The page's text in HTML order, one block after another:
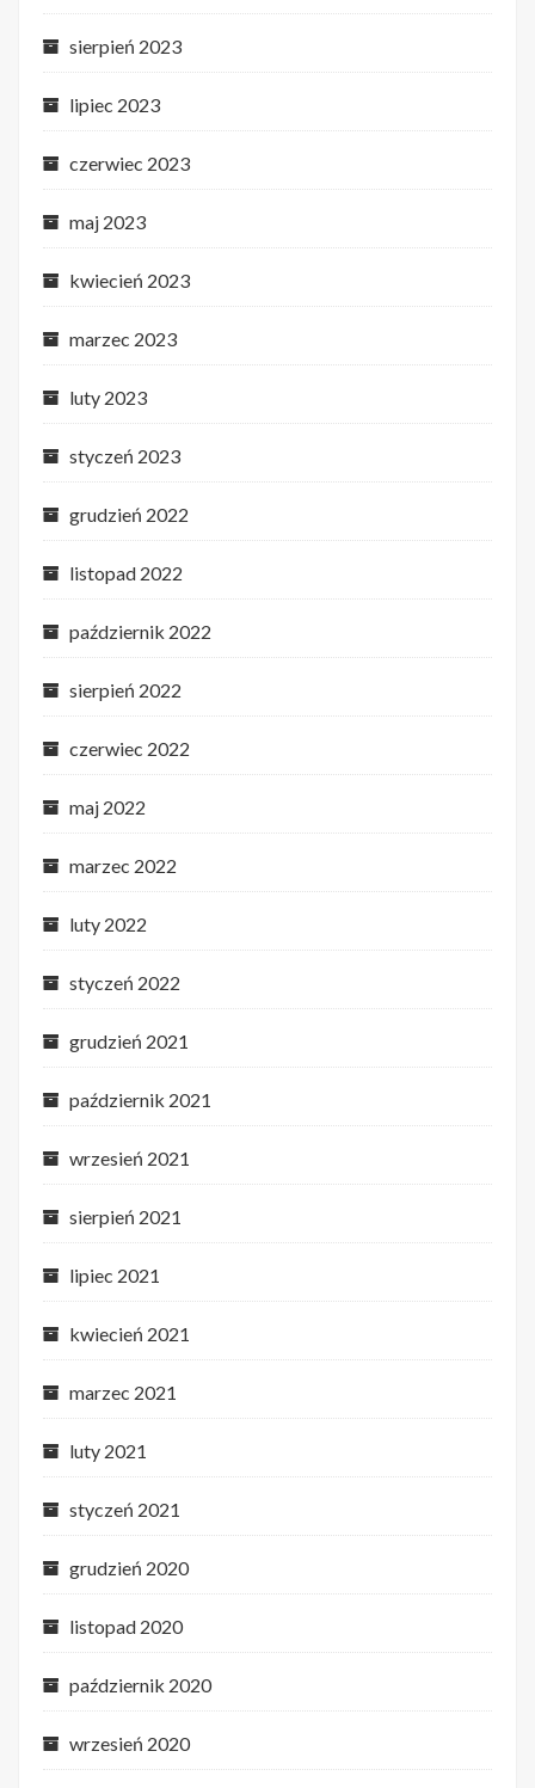
sierpień 2023
lipiec 2023
czerwiec 2023
maj 2023
kwiecień 2023
marzec 2023
luty 2023
styczeń 2023
grudzień 2022
listopad 2022
październik 2022
sierpień 2022
czerwiec 2022
maj 2022
marzec 2022
luty 2022
styczeń 2022
grudzień 2021
październik 2021
wrzesień 2021
sierpień 2021
lipiec 2021
kwiecień 2021
marzec 2021
luty 2021
styczeń 2021
grudzień 2020
listopad 2020
październik 2020
wrzesień 2020